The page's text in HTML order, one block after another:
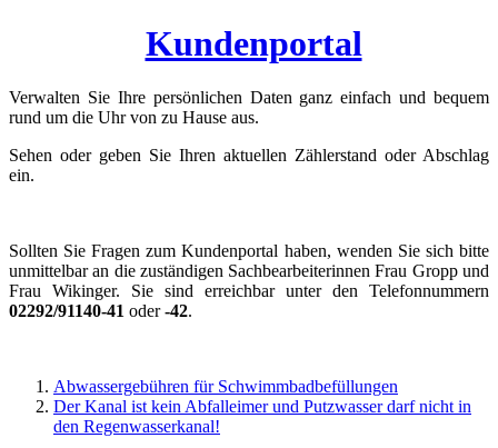
Kundenportal
Verwalten Sie Ihre persönlichen Daten ganz einfach und bequem
rund um die Uhr von zu Hause aus.
Sehen oder geben Sie Ihren aktuellen Zählerstand oder Abschlag
ein.
Sollten Sie Fragen zum Kundenportal haben, wenden Sie sich bitte
unmittelbar an die zuständigen Sachbearbeiterinnen Frau Gropp und
Frau Wikinger. Sie sind erreichbar unter den Telefonnummern
02292/91140-41 oder-42.
Abwassergebühren für Schwimmbadbefüllungen
Der Kanal ist kein Abfalleimer und Putzwasser darf nicht in
den Regenwasserkanal!